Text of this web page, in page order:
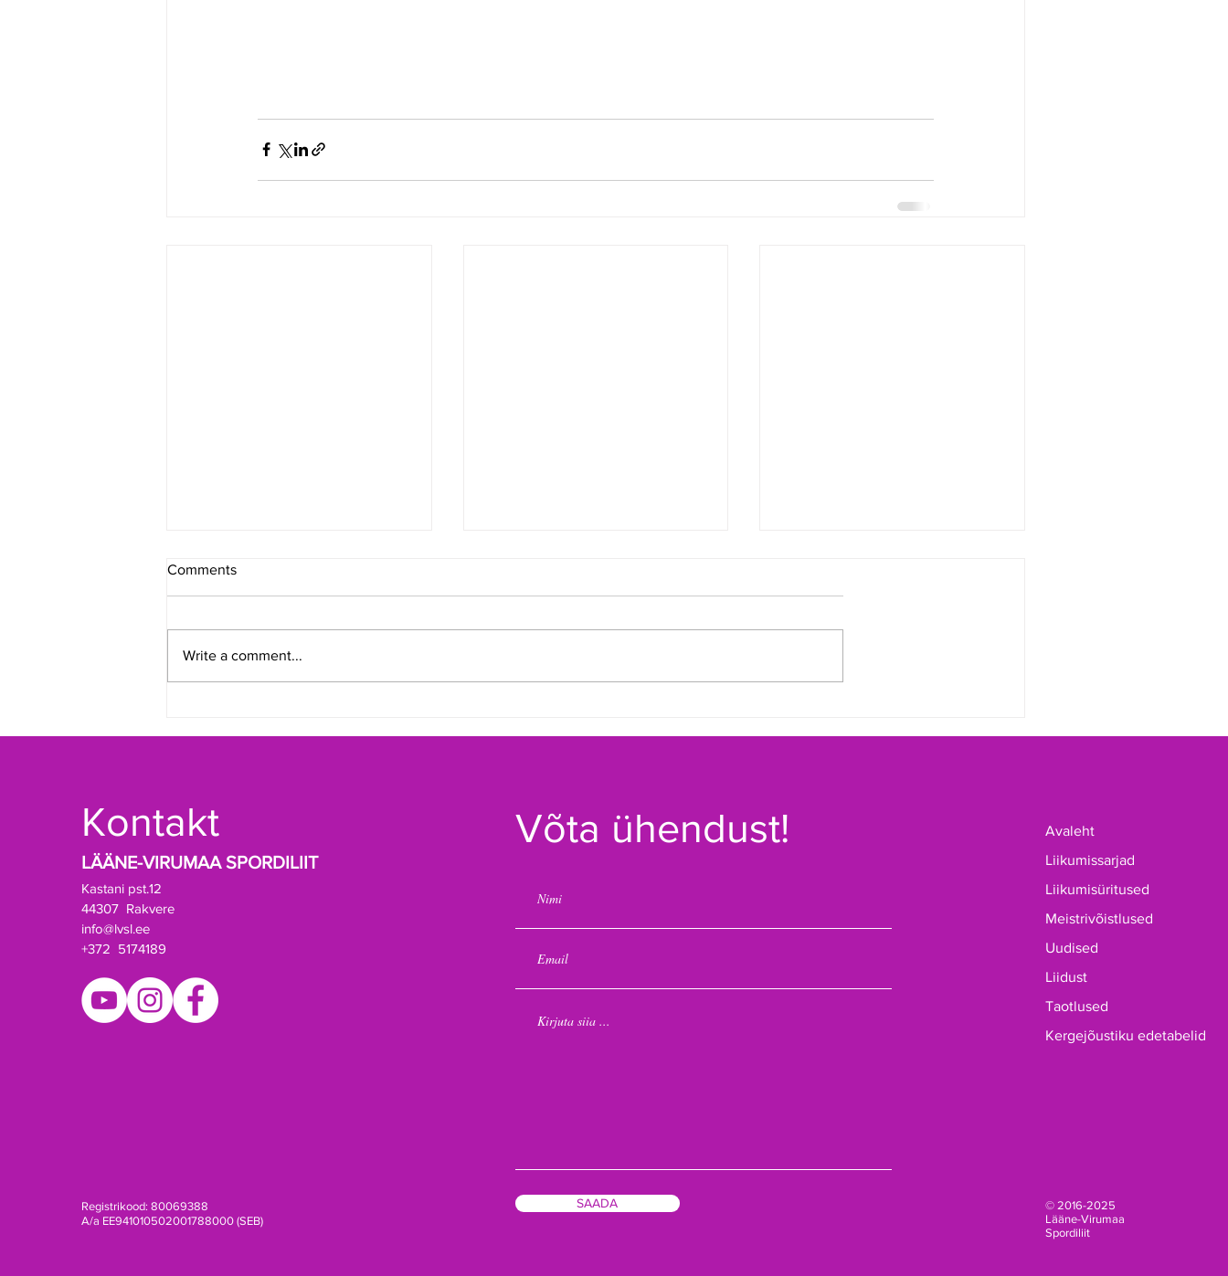
Comments
Write a comment...
Kontakt
LÄÄNE-VIRUMAA SPORDILIIT
Kastani pst.12
44307 Rakvere
info@lvsl.ee
+372 5174189
Registrikood: 80069388
A/a EE941010502001788000 (SEB)
Võta ühendust!
SAADA
Avaleht
Liikumissarjad
Liikumisüritused
Meistrivõistlused
Uudised
Liidust
Taotlused
Kergejõustiku edetabelid
© 2016-2025
Lääne-Virumaa
Spordiliit